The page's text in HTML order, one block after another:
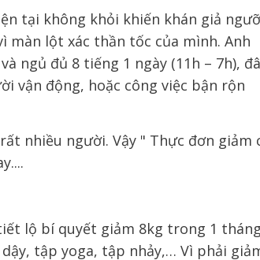
tại không khỏi khiến khán giả
màn lột xác thần tốc của mình. Anh
ngủ đủ 8 tiếng 1 ngày (11h – 7h),
vận động, hoặc công việc bận rộn
lộ bí quyết giảm 8kg trong 1
tập yoga, tập nhảy,… Vì phải